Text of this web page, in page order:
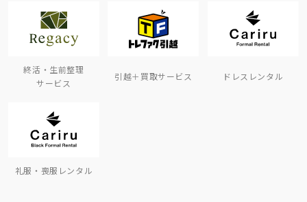
終活・生前整理
サービス
引越＋買取サービス ドレスレンタル
礼服・喪服レンタル